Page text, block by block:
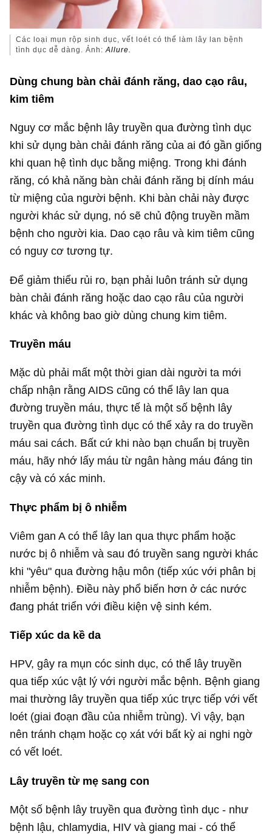
Các loại mụn rộp sinh dục, vết loét có thể làm lây lan bệnh
tình dục dễ dàng. Ảnh:Allure.
Dùng chung bàn chải đánh răng, dao cạo râu,
kim tiêm
Nguy cơ mắc bệnh lây truyền qua đường tình dục
khi sử dụng bàn chải đánh răng của ai đó gần giống
khi quan hệ tình dục bằng miệng. Trong khi đánh
răng, có khả năng bàn chải đánh răng bị dính máu
từ miệng của người bệnh. Khi bàn chải này được
người khác sử dụng, nó sẽ chủ động truyền mầm
bệnh cho người kia. Dao cạo râu và kim tiêm cũng
có nguy cơ tương tự.
Để giảm thiểu rủi ro, bạn phải luôn tránh sử dụng
bàn chải đánh răng hoặc dao cạo râu của người
khác và không bao giờ dùng chung kim tiêm.
Truyền máu
Mặc dù phải mất một thời gian dài người ta mới
chấp nhận rằng AIDS cũng có thể lây lan qua
đường truyền máu, thực tế là một số bệnh lây
truyền qua đường tình dục có thể xảy ra do truyền
máu sai cách. Bất cứ khi nào bạn chuẩn bị truyền
máu, hãy nhớ lấy máu từ ngân hàng máu đáng tin
cậy và có xác minh.
Thực phẩm bị ô nhiễm
Viêm gan A có thể lây lan qua thực phẩm hoặc
nước bị ô nhiễm và sau đó truyền sang người khác
khi "yêu" qua đường hậu môn (tiếp xúc với phân bị
nhiễm bệnh). Điều này phổ biến hơn ở các nước
đang phát triển với điều kiện vệ sinh kém.
Tiếp xúc da kề da
HPV, gây ra mụn cóc sinh dục, có thể lây truyền
qua tiếp xúc vật lý với người mắc bệnh. Bệnh giang
mai thường lây truyền qua tiếp xúc trực tiếp với vết
loét (giai đoạn đầu của nhiễm trùng). Vì vậy, bạn
nên tránh chạm hoặc cọ xát với bất kỳ ai nghi ngờ
có vết loét.
Lây truyền từ mẹ sang con
Một số bệnh lây truyền qua đường tình dục - như
bệnh lậu, chlamydia, HIV và giang mai - có thể